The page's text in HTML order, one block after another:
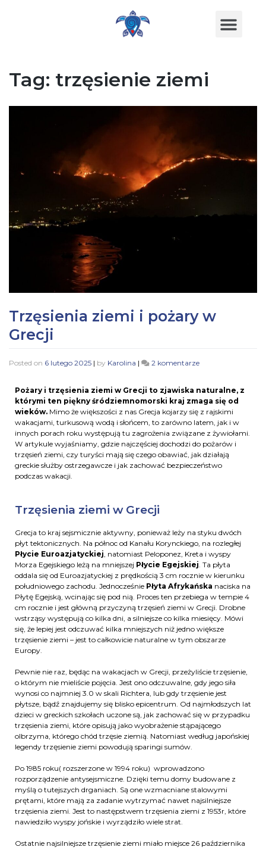
Tag: trzęsienie ziemi
Trzęsienia ziemi i pożary w
Grecji
Posted on 6 lutego 2025 | by Karolina | 2 komentarze
Pożary i trzęsienia ziemi w Grecji to zjawiska naturalne, z
którymi ten piękny śródziemnomorski kraj zmaga się od
wieków. Mimo że większości z nas Grecja kojarzy się z rajskimi
wakacjami, turkusową wodą i słońcem, to zarówno latem, jak i w
innych porach roku występują tu zagrożenia związane z żywiołami.
W artykule wyjaśniamy, gdzie najczęściej dochodzi do pożarów i
trzęsień ziemi, czy turyści mają się czego obawiać, jak działają
greckie służby ostrzegawcze i jak zachować bezpieczeństwo
podczas wakacji.
Trzęsienia ziemi w Grecji
Grecja to kraj sejsmicznie aktywny, ponieważ leży na styku dwóch
płyt tektonicznych. Na północ od Kanału Korynckiego, na rozległej
Płycie Euroazjatyckiej, natomiast Peloponez, Kreta i wyspy
Morza Egejskiego leżą na mniejszej Płycie Egejskiej. Ta płyta
oddala się od Euroazjatyckiej z prędkością 3 cm rocznie w kierunku
południowego zachodu. Jednocześnie Płyta Afrykańska naciska na
Płytę Egejską, wcinając się pod nią. Proces ten przebiega w tempie 4
cm rocznie i jest główną przyczyną trzęsień ziemi w Grecji. Drobne
wstrząsy występują co kilka dni, a silniejsze co kilka miesięcy. Mówi
się, że lepiej jest odczuwać kilka mniejszych niż jedno większe
trzęsienie ziemi – jest to całkowicie naturalne w tym obszarze
Europy.
Pewnie nie raz, będąc na wakacjach w Grecji, przeżyliście trzęsienie,
o którym nie mieliście pojęcia. Jest ono odczuwalne, gdy jego siła
wynosi co najmniej 3.0 w skali Richtera, lub gdy trzęsienie jest
płytsze, bądź znajdujemy się blisko epicentrum. Od najmłodszych lat
dzieci w greckich szkołach uczone są, jak zachować się w przypadku
trzęsienia ziemi, które opisują jako wyobrażenie stąpającego
olbrzyma, którego chód trzęsie ziemią. Natomiast według japońskiej
legendy trzęsienie ziemi powodują sparingi sumów.
Po 1985 roku( rozszerzone w 1994 roku) wprowadzono
rozporządzenie antysejsmiczne. Dzięki temu domy budowane z
myślą o tutejszych drganiach. Są one wzmacniane stalowymi
prętami, które mają za zadanie wytrzymać nawet najsilniejsze
trzęsienia ziemi. Jest to następstwem trzęsienia ziemi z 1953r, które
nawiedziło wyspy jońskie i wyrządziło wiele strat.
Ostatnie najsilniejsze trzęsienie ziemi miało miejsce 26 października